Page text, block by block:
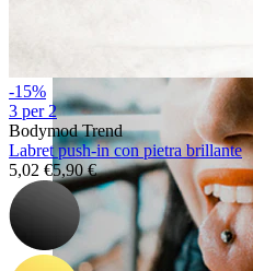
-15%
3 per 2
Bodymod Trend
Labret push-in con pietra brillante
5,02 €5,90 €